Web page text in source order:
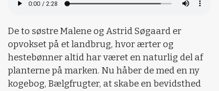
De to søstre Malene og Astrid Søgaard er
opvokset på et landbrug, hvor ærter og
hestebønner altid har været en naturlig del af
planterne på marken. Nu håber de med en ny
kogebog, Bælgfrugter, at skabe en bevidsthed